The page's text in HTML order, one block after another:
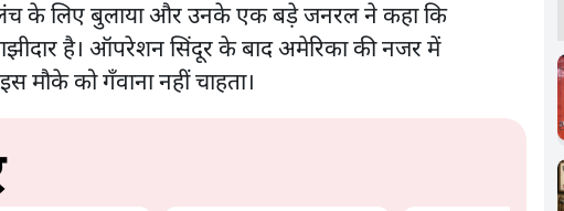
के लिए बुलाया और उनके एक बड़े जनरल ने कहा कि
है। ऑपरेशन सिंदूर के बाद अमेरिका की नजर में
मौके को गँवाना नहीं चाहता।